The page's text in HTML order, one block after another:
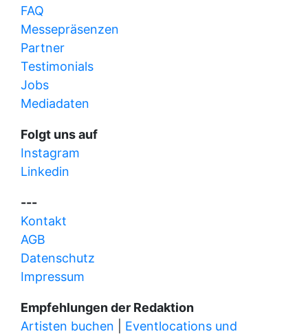
FAQ
Messepräsenzen
Partner
Testimonials
Jobs
Mediadaten
Folgt uns auf
Instagram
Linkedin
---
Kontakt
AGB
Datenschutz
Impressum
Empfehlungen der Redaktion
Artisten buchen
Eventlocations und